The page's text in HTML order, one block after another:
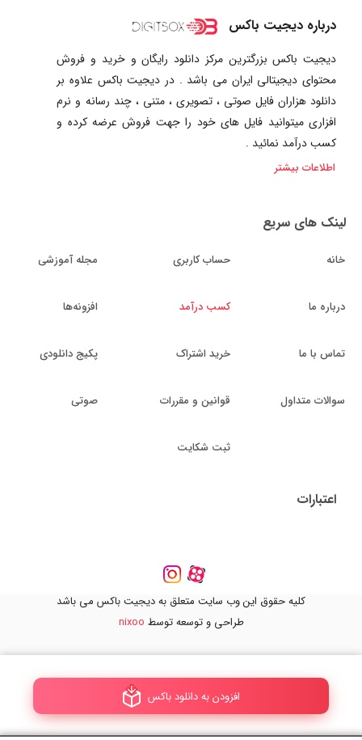
افزودن به دانلود باکس
درباره دیجیت باکس
دیجیت باکس بزرگترین مرکز دانلود رایگان و خرید و فروش
محتوای دیجیتالی ایران می باشد . در دیجیت باکس علاوه بر
دانلود هزاران فایل صوتی ، تصویری ، متنی ، چند رسانه و نرم
افزاری میتوانید فایل های خود را جهت فروش عرضه کرده و
کسب درآمد نمائید .
اطلاعات بیشتر
لینک های سریع
خانه
درباره ما
تماس با ما
سوالات متداول
حساب کاربری
کسب درآمد
خرید اشتراک
قوانین و مقررات
ثبت شکایت
مجله آموزشی
افزونه‌ها
پکیج دانلودی
صوتی
اعتبارات
کلیه حقوق این وب سایت متعلق به دیجیت باکس می باشد
طراحی و توسعه توسط nixoo